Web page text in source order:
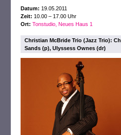
Datum: 19.05.2011
Zeit: 10.00 – 17.00 Uhr
Ort: Tonstudio, Neues Haus 1
Christian McBride Trio (Jazz Trio):
Sands (p), Ulyssess Ownes (dr)